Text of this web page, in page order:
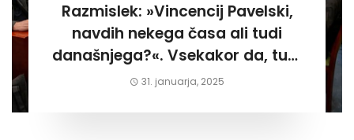
Razmislek: »Vincencij Pavelski,
navdih nekega časa ali tudi
današnjega?«. Vsekakor da, tudi
današnjega«
31. januarja, 2025